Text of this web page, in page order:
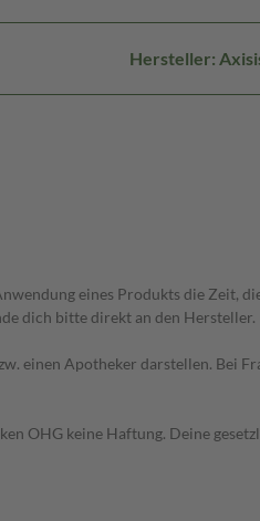
Hersteller:
eines Produkts die Zeit,
dich bitte direkt an den Hersteller.
einen Apotheker darstellen. Bei
OHG keine Haftung. Deine